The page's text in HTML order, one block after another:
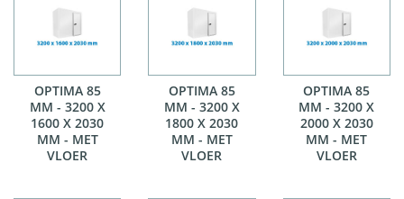
OPTIMA 85
MM - 3200 X
1600 X 2030
MM - MET
VLOER
OPTIMA 85
MM - 3200 X
1800 X 2030
MM - MET
VLOER
OPTIMA 85
MM - 3200 X
2000 X 2030
MM - MET
VLOER